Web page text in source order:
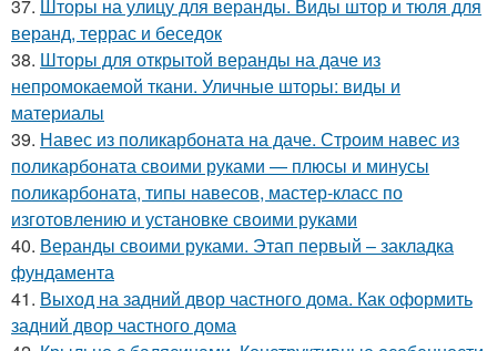
37. Шторы на улицу для веранды. Виды штор и тюля для
веранд, террас и беседок
38. Шторы для открытой веранды на даче из
непромокаемой ткани. Уличные шторы: виды и
материалы
39. Навес из поликарбоната на даче. Строим навес из
поликарбоната своими руками — плюсы и минусы
поликарбоната, типы навесов, мастер-класс по
изготовлению и установке своими руками
40. Веранды своими руками. Этап первый – закладка
фундамента
41. Выход на задний двор частного дома. Как оформить
задний двор частного дома